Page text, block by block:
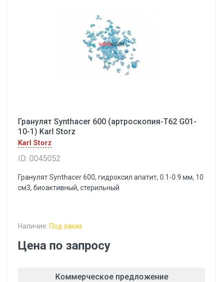
Гранулят Synthacer 600 (артроскопия-Т62 G01-
10-1) Karl Storz
Karl Storz
ID: 0045052
Гранулят Synthacer 600, гидроксил апатит, 0.1-0.9 мм, 10
см3, биоактивный, стерильный
Наличие: Под заказ
Цена по запросу
Коммерческое предложение